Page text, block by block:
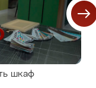
шкаф